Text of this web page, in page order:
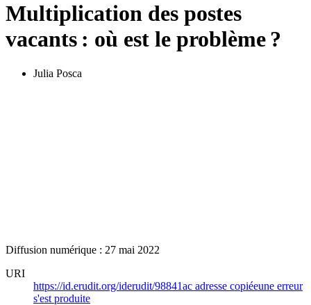
Multiplication des postes
vacants : où est le problème ?
Julia Posca
Diffusion numérique : 27 mai 2022
URI
https://id.erudit.org/iderudit/98841ac adresse copiéeune erreur
s'est produite